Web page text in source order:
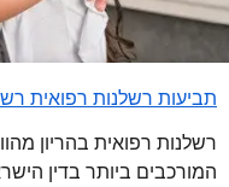
תביעות רשלנות רפואית
רשלנות רפואית בהריון
המורכבים ביותר בדין